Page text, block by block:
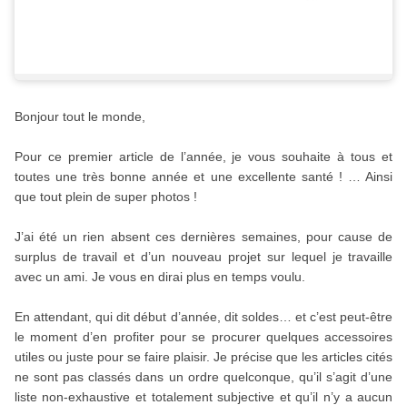
Bonjour tout le monde,
Pour ce premier article de l’année, je vous souhaite à tous et
toutes une très bonne année et une excellente santé ! … Ainsi
que tout plein de super photos !
J’ai été un rien absent ces dernières semaines, pour cause de
surplus de travail et d’un nouveau projet sur lequel je travaille
avec un ami. Je vous en dirai plus en temps voulu.
En attendant, qui dit début d’année, dit soldes… et c’est peut-être
le moment d’en profiter pour se procurer quelques accessoires
utiles ou juste pour se faire plaisir. Je précise que les articles cités
ne sont pas classés dans un ordre quelconque, qu’il s’agit d’une
liste non-exhaustive et totalement subjective et qu’il n’y a aucun